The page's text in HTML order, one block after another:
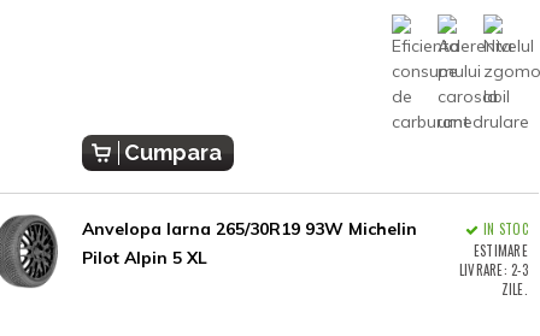
Cumpara
Anvelopa Iarna 265/30R19 93W Michelin
Pilot Alpin 5 XL
IN STOC
ESTIMARE
LIVRARE: 2-3
ZILE.